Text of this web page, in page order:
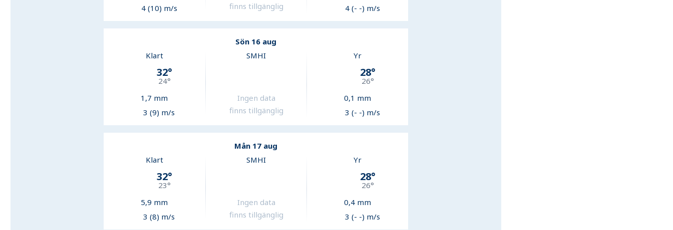
4 (10) m/s
finns tillgänglig
4 (- -) m/s
Sön 16 aug
Klart
32°
24°
1,7 mm
3 (9) m/s
SMHI
Ingen data
finns tillgänglig
Yr
28°
26°
0,1 mm
3 (- -) m/s
Mån 17 aug
Klart
32°
23°
5,9 mm
3 (8) m/s
SMHI
Ingen data
finns tillgänglig
Yr
28°
26°
0,4 mm
3 (- -) m/s